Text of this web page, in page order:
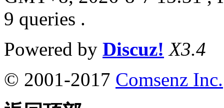
9 queries .
Powered by Discuz! X3.4
© 2001-2017 Comsenz Inc.